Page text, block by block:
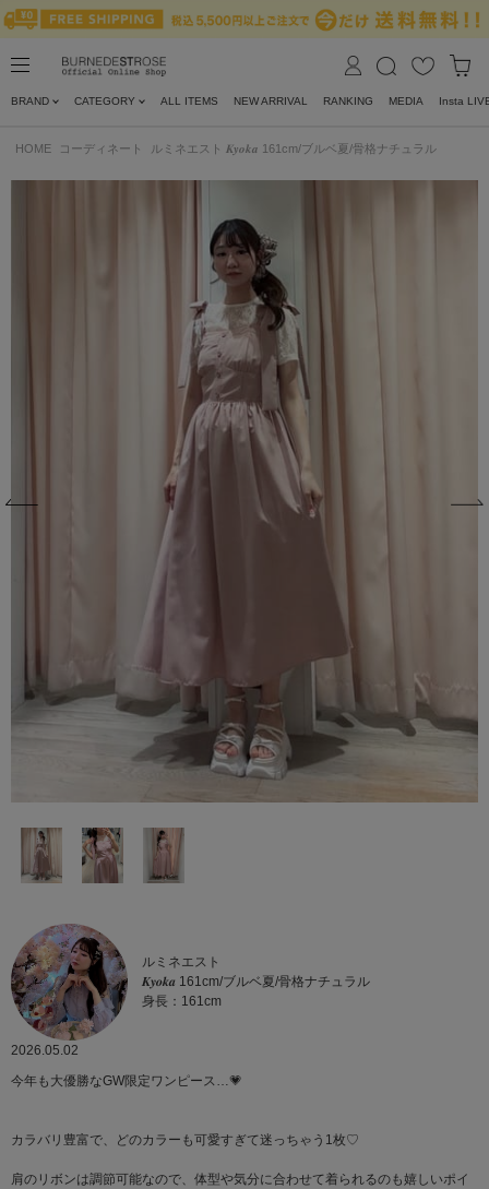
BRAND CATEGORY ALL ITEMS NEW ARRIVAL RANKING MEDIA Insta
HOME コーディネート ルミネエスト 𝑲𝒚𝒐𝒌𝒂 161cm/ブルベ夏/骨格ナチュラル
ルミネエスト
𝑲𝒚𝒐𝒌𝒂 161cm/ブルベ夏/骨格ナチュラル
身長：161cm
2026.05.02
今年も大優勝なGW限定ワンピース…💗
カラバリ豊富で、どのカラーも可愛すぎて迷っちゃう1枚♡
肩のリボンは調節可能なので、体型や気分に合わせて着られるのも嬉しいポイ